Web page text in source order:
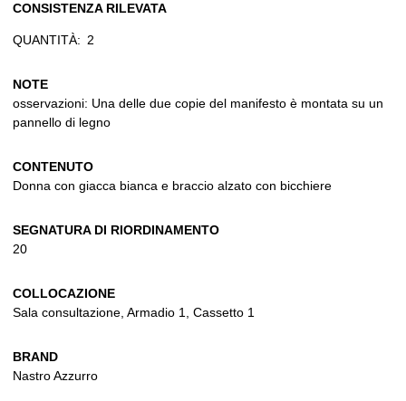
CONSISTENZA RILEVATA
QUANTITÀ: 2
NOTE
osservazioni: Una delle due copie del manifesto è montata su un
pannello di legno
CONTENUTO
Donna con giacca bianca e braccio alzato con bicchiere
SEGNATURA DI RIORDINAMENTO
20
COLLOCAZIONE
Sala consultazione, Armadio 1, Cassetto 1
BRAND
Nastro Azzurro